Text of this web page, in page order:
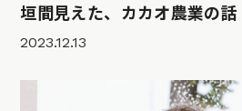
垣間見えた、カカオ農業の話
2023.12.13